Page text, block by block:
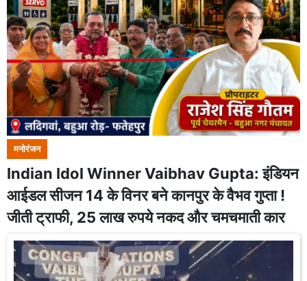
मनोरंजन
Indian Idol Winner Vaibhav Gupta: इंडियन
आईडल सीजन 14 के विनर बने कानपुर के वैभव गुप्ता !
जीती ट्राफी, 25 लाख रुपये नकद और चमचमाती कार